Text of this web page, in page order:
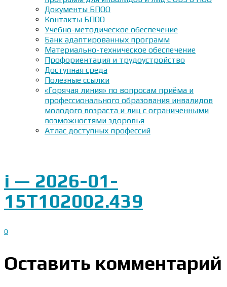
Документы БПОО
Контакты БПОО
Учебно-методическое обеспечение
Банк адаптированных программ
Материально-техническое обеспечение
Профориентация и трудоустройство
Доступная среда
Полезные ссылки
«Горячая линия» по вопросам приёма и
профессионального образования инвалидов
молодого возраста и лиц с ограниченными
возможностями здоровья
Атлас доступных профессий
i — 2026-01-
15T102002.439
0
Оставить комментарий